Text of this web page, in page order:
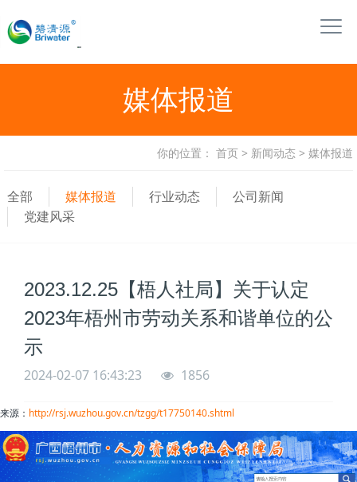
媒体报道
你的位置： 首页 > 新闻动态 > 媒体报道
全部 媒体报道 行业动态
公司新闻
党建风采
2023.12.25【梧人社局】关于认定
2023年梧州市劳动关系和谐单位的公
示
2024-02-07 16:43:23 1856
来源： http://rsj.wuzhou.gov.cn/tzgg/t17750140.shtml